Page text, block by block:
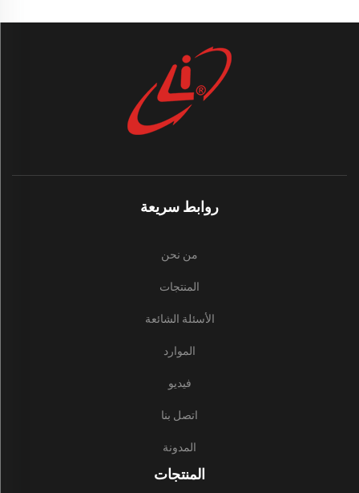
روابط سريعة
من نحن
المنتجات
الأسئلة الشائعة
الموارد
فيديو
اتصل بنا
المدونة
المنتجات